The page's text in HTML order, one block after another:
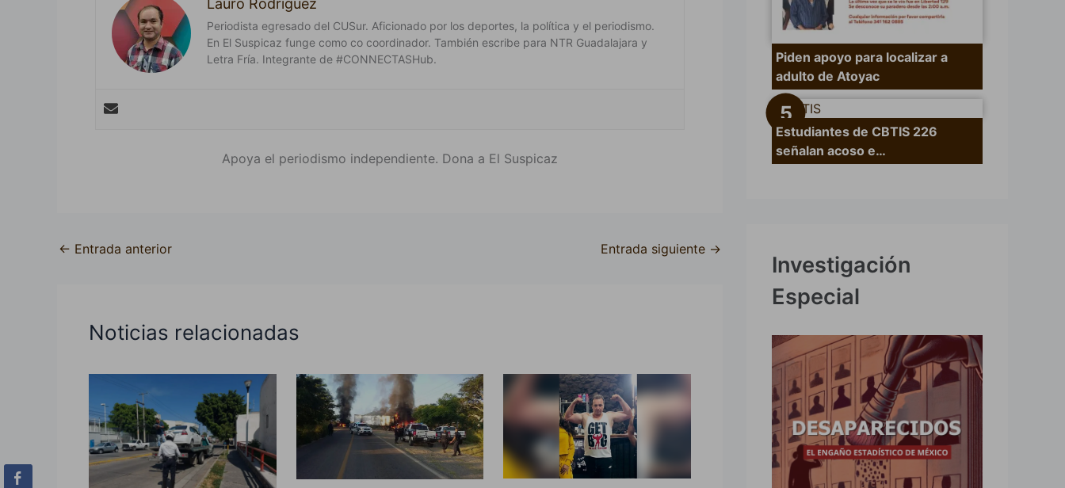
Lauro Rodríguez
Periodista egresado del CUSur. Aficionado por los deportes, la política y el periodismo.
En El Suspicaz funge como co coordinador. También escribe para NTR Guadalajara y
Letra Fría. Integrante de #CONNECTASHub.
Apoya el periodismo independiente. Dona a El Suspicaz
← Entrada anterior Entrada siguiente →
Noticias relacionadas
Piden apoyo para localizar a
adulto de Atoyac
Estudiantes de CBTIS 226
señalan acoso e…
Investigación
Especial